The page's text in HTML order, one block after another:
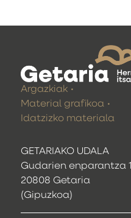
GETARIAKO UDALA
Gudarien enparantza 1
20808 Getaria
(Gipuzkoa)
Argazkiak
Material grafikoa
Idatzizko materiala